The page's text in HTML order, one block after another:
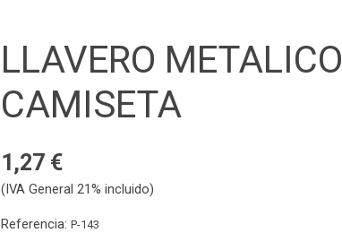
LLAVERO METALICO
CAMISETA
1,27 €
(IVA General 21% incluido)
Referencia:P-143